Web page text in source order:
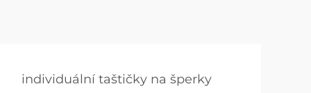
individuální taštičky na šperky